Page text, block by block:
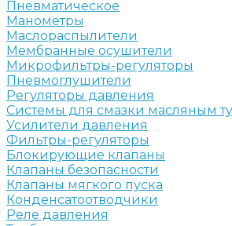
Пневматическое
Манометры
Маслораспылители
Мембранные осушители
Микрофильтры-регуляторы
Пневмоглушители
Регуляторы давления
Системы для смазки масляным
Усилители давления
Фильтры-регуляторы
Блокирующие клапаны
Клапаны безопасности
Клапаны мягкого пуска
Конденсатоотводчики
Реле давления